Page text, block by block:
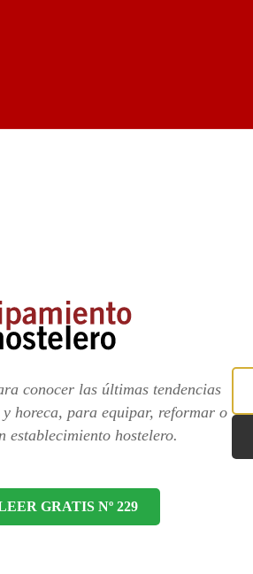
conocer las últimas tendencias
horeca, para equipar, reformar o
establecimiento hostelero.
GRATIS Nº 229